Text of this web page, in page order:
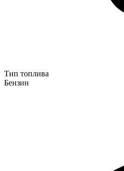
Тип топлива
Бензин